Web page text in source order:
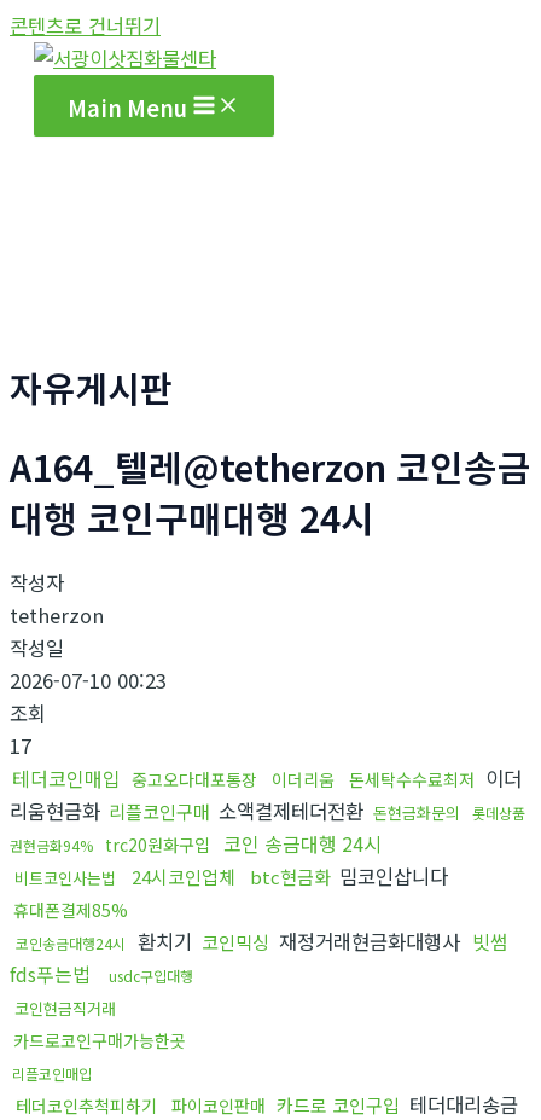
콘텐츠로 건너뛰기
Main Menu
자유게시판
A164_텔레@tetherzon 코인송금
대행 코인구매대행 24시
작성자
tetherzon
작성일
2026-07-10 00:23
조회
17
테더코인매입 중고오다대포통장 이더리움 돈세탁수수료최저 이더
리움현금화 리플코인구매 소액결제테더전환 돈현금화문의
롯데상품
권현금화94%
trc20원화구입 코인 송금대행 24시
비트코인사는법 24시코인업체 btc현금화 밈코인삽니다
휴대폰결제85%
코인송금대행24시 환치기 코인믹싱 재정거래현금화대행사 빗썸
fds푸는법
usdc구입대행
코인현금직거래
카드로코인구매가능한곳
리플코인매입
테더코인추척피하기 파이코인판매 카드로 코인구입 테더대리송금